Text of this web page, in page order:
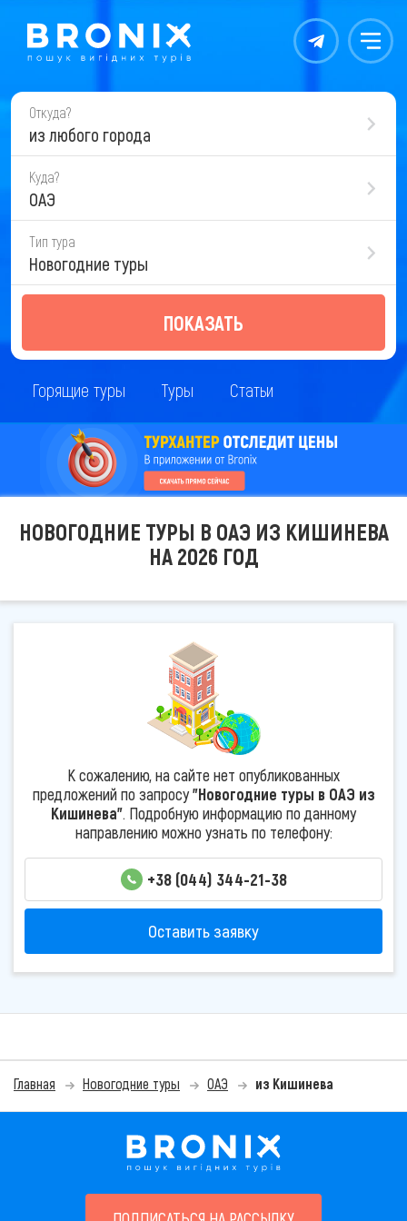
Контакты Меню
Откуда?
из любого города
Куда?
ОАЭ
Тип тура
Новогодние туры
ПОКАЗАТЬ
Горящие туры Туры Статьи
НОВОГОДНИЕ ТУРЫ В ОАЭ ИЗ КИШИНЕВА
НА 2026 ГОД
К сожалению, на сайте нет опубликованных
предложений по запросу"Новогодние туры в ОАЭ из
Кишинева". Подробную информацию по данному
направлению можно узнать по телефону:
+38 (044) 344-21-38
Оставить заявку
Главная Новогодние туры ОАЭ из Кишинева